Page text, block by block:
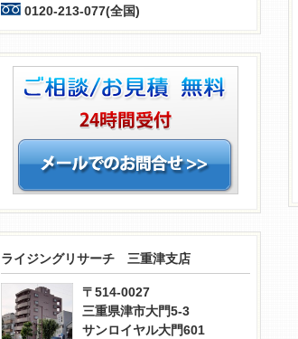
0120-213-077(全国)
ライジングリサーチ 三重津支店
〒514-0027
三重県津市大門5-3
サンロイヤル大門601